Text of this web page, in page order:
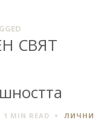
СВЯТ
1 MIN READ ЛИЧНИ